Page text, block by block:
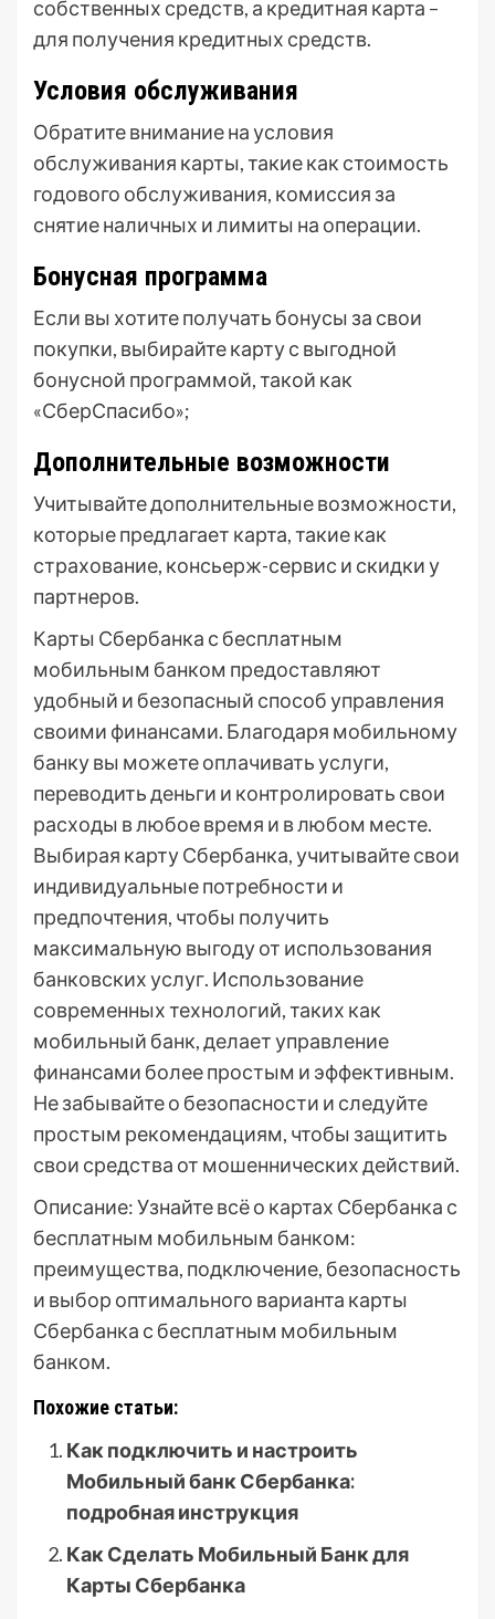
собственных средств, а кредитная карта –
для получения кредитных средств.
Условия обслуживания
Обратите внимание на условия
обслуживания карты, такие как стоимость
годового обслуживания, комиссия за
снятие наличных и лимиты на операции.
Бонусная программа
Если вы хотите получать бонусы за свои
покупки, выбирайте карту с выгодной
бонусной программой, такой как
«СберСпасибо»;
Дополнительные возможности
Учитывайте дополнительные возможности,
которые предлагает карта, такие как
страхование, консьерж-сервис и скидки у
партнеров.
Карты Сбербанка с бесплатным
мобильным банком предоставляют
удобный и безопасный способ управления
своими финансами. Благодаря мобильному
банку вы можете оплачивать услуги,
переводить деньги и контролировать свои
расходы в любое время и в любом месте.
Выбирая карту Сбербанка, учитывайте свои
индивидуальные потребности и
предпочтения, чтобы получить
максимальную выгоду от использования
банковских услуг. Использование
современных технологий, таких как
мобильный банк, делает управление
финансами более простым и эффективным.
Не забывайте о безопасности и следуйте
простым рекомендациям, чтобы защитить
свои средства от мошеннических действий.
Описание: Узнайте всё о картах Сбербанка с
бесплатным мобильным банком:
преимущества, подключение, безопасность
и выбор оптимального варианта карты
Сбербанка с бесплатным мобильным
банком.
Похожие статьи:
Как подключить и настроить
Мобильный банк Сбербанка:
подробная инструкция
Как Сделать Мобильный Банк для
Карты Сбербанка